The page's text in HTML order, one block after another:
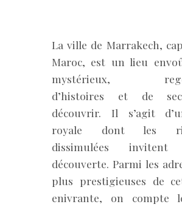
La ville de Marrakech,
Maroc, est un lieu
mystérieux,
d’histoires et de
découvrir. Il s’agit
royale dont les
dissimulées
découverte. Parmi les
plus prestigieuses de
enivrante, on compte